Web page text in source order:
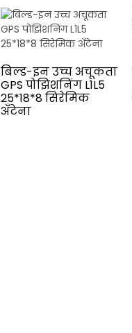
बिल्ड-इन उच्च अचूकता
GPS पोझिशनिंग L1L5
25*18*8 सिरेमिक
अँटेना